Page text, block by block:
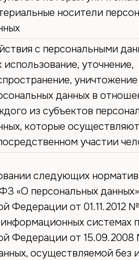
носители
с персональными
использование, уточнение,
уничтожение
данных в
из субъектов
которые
участии
следующих
«О персональных
Федерации от 01.11.2012
системах
Федерации от
осуществляемой без